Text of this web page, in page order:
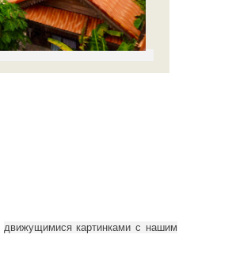
движущимися картинками с нашим